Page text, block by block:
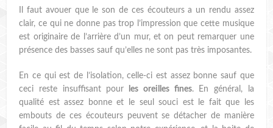
Il faut avouer que le son de ces écouteurs a un rendu assez
clair, ce qui ne donne pas trop l’impression que cette musique
est originaire de l’arrière d’un mur, et on peut remarquer une
présence des basses sauf qu’elles ne sont pas très imposantes.
En ce qui est de l’isolation, celle-ci est assez bonne sauf que
ceci reste insuffisant pour les oreilles fines. En général, la
qualité est assez bonne et le seul souci est le fait que les
embouts de ces écouteurs peuvent se détacher de manière